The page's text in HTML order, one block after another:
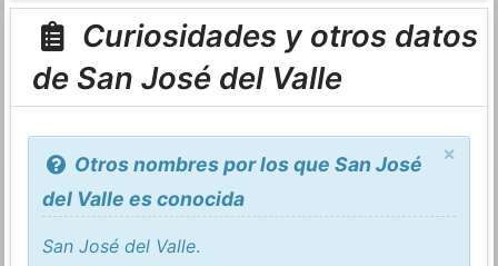
Curiosidades y otros datos
de San José del Valle
×
Otros nombres por los que San José
del Valle es conocida
San José del Valle.